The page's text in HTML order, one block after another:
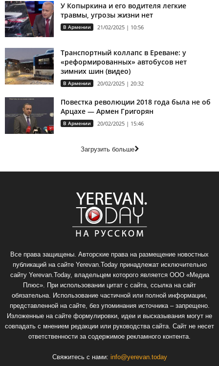
У Копыркина и его водителя легкие
травмы, угрозы жизни нет
В Армении 21/02/2025 | 10:56
Транспортный коллапс в Ереване: у
«реформированных» автобусов нет
зимних шин (видео)
В Армении 20/02/2025 | 20:32
Повестка революции 2018 года была не об
Арцахе — Армен Григорян
В Армении 20/02/2025 | 15:46
Загрузить больше
Все права защищены. Авторские права на размещение новостных
публикаций на сайте Yerevan.Today принадлежат исключительно
сайту Yerevan.Today, владельцем которого является ООО «Медиа
Плюс». При использовании цитат с сайта, ссылка на сайт
обязательна. Использование частичной или полной информации,
представленной на сайте, без упоминания источника – запрещено.
Изложенные на сайте формулировки, идеи и высказывания могут не
совпадать с мнением редакции или руководства сайта. Сайт не несет
ответственности за содержимое рекламного контента.
Свяжитесь с нами: info@yerevan.today